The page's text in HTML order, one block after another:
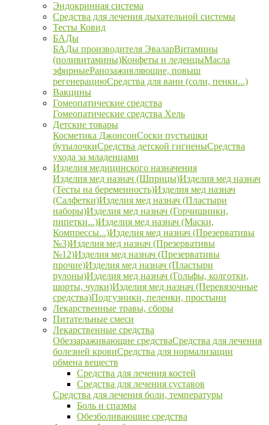
Эндокринная система
Средства для лечения дыхательной системы
Тесты Ковид
БАДы
БАДы производителя ЭваларВитамины
(поливитамины)Конфеты и леденцыМасла
эфирныеРанозаживляющие, повыш
регенерациюСредства для ванн (соли, пенки...)
Вакцины
Гомеопатические средства
Гомеопатические средства Хель
Детские товары
Косметика ДжонсонСоски пустышки
бутылочкиСредства детской гигиеныСредства
ухода за младенцами
Изделия медицинского назначения
Изделия мед назнач (Шприцы)Изделия мед назнач
(Тесты на беременность)Изделия мед назнач
(Салфетки)Изделия мед назнач (Пластыри
наборы)Изделия мед назнач (Горчишники,
пипетки...)Изделия мед назнач (Маски,
Компрессы...)Изделия мед назнач (Презервативы
№3)Изделия мед назнач (Презервативы
№12)Изделия мед назнач (Презервативы
прочие)Изделия мед назнач (Пластыри
рулоны)Изделия мед назнач (Гольфы, колготки,
шорты, чулки)Изделия мед назнач (Перевязочные
средства)Подгузники, пеленки, простыни
Лекарственные травы, сборы
Питательные смеси
Лекарственные средства
Обеззараживающие средстваСредства для лечения
болезней кровиСредства для нормализации
обмена веществ
Средства для лечения костей
Средства для лечения суставов
Средства для лечения боли, температуры
Боль и спазмы
Обезболивающие средства